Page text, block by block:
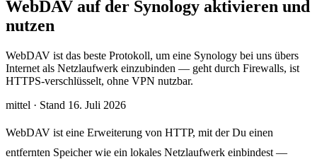
WebDAV auf der Synology aktivieren und
nutzen
WebDAV ist das beste Protokoll, um eine Synology bei uns übers
Internet als Netzlaufwerk einzubinden — geht durch Firewalls, ist
HTTPS-verschlüsselt, ohne VPN nutzbar.
mittel · Stand 16. Juli 2026
WebDAV ist eine Erweiterung von HTTP, mit der Du einen
entfernten Speicher wie ein lokales Netzlaufwerk einbindest —